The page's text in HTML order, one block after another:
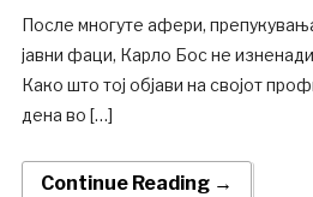
После многуте афери,
јавни фаци, Карло Бос не
Како што тој објави на својот
дена во […]
Continue Reading →